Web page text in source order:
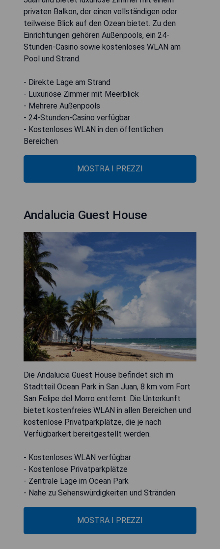
privaten Balkon, der einen vollständigen oder
teilweise Blick auf den Ozean bietet. Zu den
Einrichtungen gehören Außenpools, ein 24-
Stunden-Casino sowie kostenloses WLAN am
Pool und Strand.
- Direkte Lage am Strand
- Luxuriöse Zimmer mit Meerblick
- Mehrere Außenpools
- 24-Stunden-Casino verfügbar
- Kostenloses WLAN in den öffentlichen
Bereichen
MOSTRA I PREZZI
Andalucia Guest House
Die Andalucia Guest House befindet sich im
Stadtteil Ocean Park in San Juan, 8 km vom Fort
San Felipe del Morro entfernt. Die Unterkunft
bietet kostenfreies WLAN in allen Bereichen und
kostenlose Privatparkplätze, die je nach
Verfügbarkeit bereitgestellt werden.
- Kostenloses WLAN verfügbar
- Kostenlose Privatparkplätze
- Zentrale Lage im Ocean Park
- Nahe zu Sehenswürdigkeiten und Stränden
MOSTRA I PREZZI